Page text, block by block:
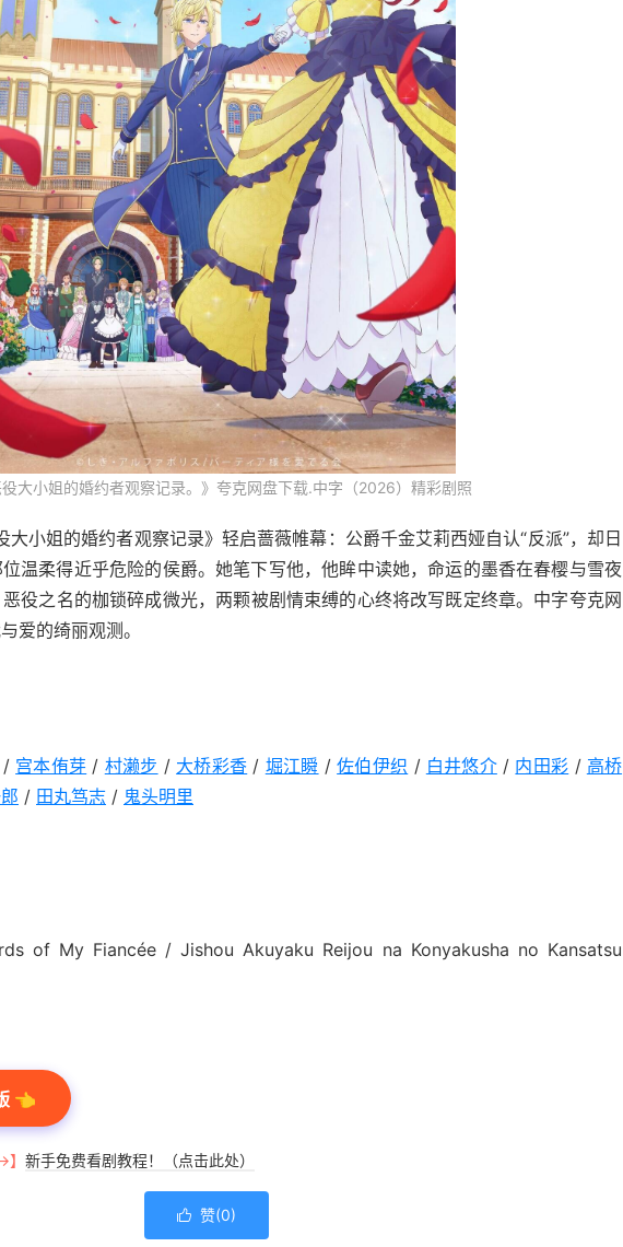
役大小姐的婚约者观察记录。》夸克网盘下载.中字（2026）精彩剧照
小姐的婚约者观察记录》轻启蔷薇帷幕：公爵千金艾莉西娅自认“反派”，却日
温柔得近乎危险的侯爵。她笔下写他，他眸中读她，命运的墨香在春樱与雪夜
役之名的枷锁碎成微光，两颗被剧情束缚的心终将改写既定终章。中字夸克网
爱的绮丽观测。
/ 宫本侑芽 / 村濑步 / 大桥彩香 / 堀江瞬 /佐伯伊织 / 白井悠介/ 内田彩 / 高桥
/ 田丸笃志 / 鬼头明里
of My Fiancée / Jishou Akuyaku Reijou na Konyakusha no Kansatsu
👉 点击观看高清完整版 👈
新手免费看剧教程！（点击此处）
 赞(0)